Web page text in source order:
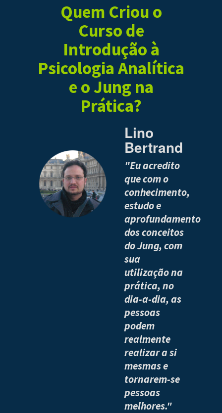
Quem Criou o
Curso de
Introdução à
Psicologia Analítica
e o Jung na
Prática?
Lino
Bertrand
"Eu acredito
que com o
conhecimento,
estudo e
aprofundamento
dos conceitos
do Jung, com
sua
utilização na
prática, no
dia-a-dia, as
pessoas
podem
realmente
realizar a si
mesmas e
tornarem-se
pessoas
melhores."